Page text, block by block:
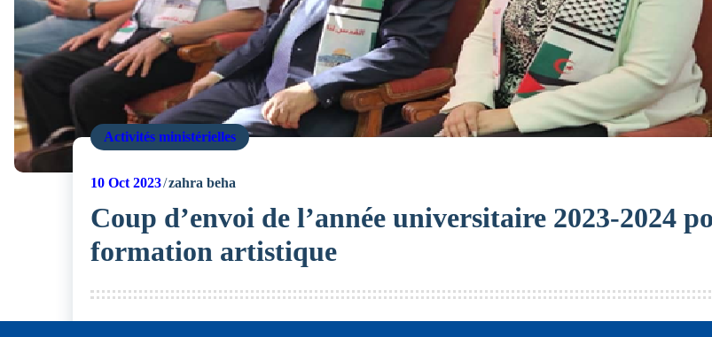
Activités ministérielles
10Oct 2023 zahra beha
Coup d’envoi de l’année universitaire 2023-2024
formation artistique